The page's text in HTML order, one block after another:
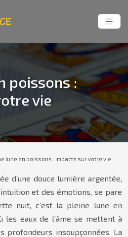
poissons :
vie
lune en poissons : impacts sur votre vie
d’une douce lumière argentée,
et des émotions, se pare
nuit, c’est la pleine lune en
les eaux de l’âme se mettent à
profondeurs insoupçonnées. La